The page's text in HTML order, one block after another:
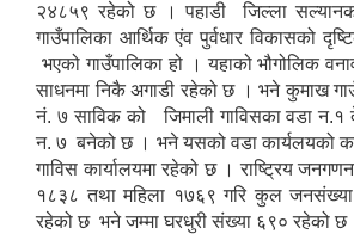
२४८५९ रहेको छ । पहाडी जिल्ला
गाउँपालिका आर्थिक एंव पुर्वधार विकासको
भएको गाउँपालिका हो । यहाको भौगोलिक
साधनमा निकै अगाडी रहेको छ । भने कुमाख
नं. ७ साविक को जिमाली गाविसका वडा न.१
न. ७ बनेको छ । भने यसको वडा कार्यलयको
गाविस कार्यालयमा रहेको छ । राष्ट्रिय
१८३८ तथा महिला १७६९ गरि कुल
रहेको छ भने जम्मा घरधुरी संख्या ६९० रहेको छ